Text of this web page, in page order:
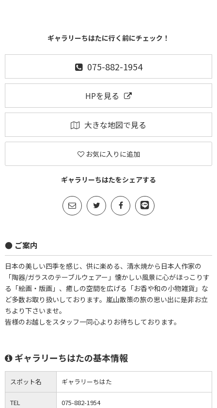
ギャラリーちはたに行く前にチェック！
075-882-1954
HPを見る
大きな地図で見る
お気に入りに追加
ギャラリーちはたをシェアする
● ご案内
日本の美しい四季を感じ、供に楽める、清水焼から日本人作家の
「陶器/ガラスのテーブルウェアー」懐かしい風景に心がほっこりす
る「絵画・版画」、癒しの空間を広げる「お香や和の小物雑貨」な
ど多数お取り扱いしております。嵐山散策の旅の思い出に是非お立
ちより下さいませ。
皆様のお越しをスタッフ一同心よりお待ちしております。
ギャラリーちはたの基本情報
スポット名 ギャラリーちはた
TEL 075-882-1954